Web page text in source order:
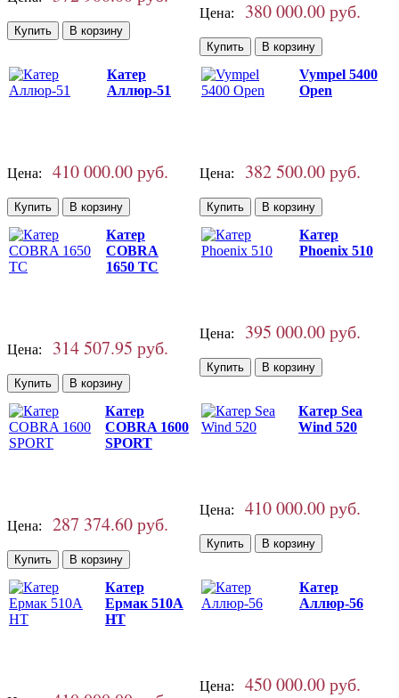
Цена: 380 000.00 руб.
Катер
Аллюр-51
Цена: 410 000.00 руб.
Vympel 5400
Open
Цена: 382 500.00 руб.
Катер
COBRA
1650 TC
Цена: 314 507.95 руб.
Катер
Phoenix 510
Цена: 395 000.00 руб.
Катер
COBRA 1600
SPORT
Цена: 287 374.60 руб.
Катер Sea
Wind 520
Цена: 410 000.00 руб.
Катер
Ермак 510A
HT
Катер
Аллюр-56
Цена: 450 000.00 руб.